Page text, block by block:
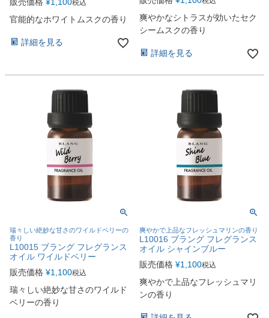
販売価格 ¥1,100税込
官能的なホワイトムスクの香り
詳細を見る
爽やかなシトラスが効いたセク
シームスクの香り
詳細を見る
瑞々しい絶妙な甘さのワイルドベリーの
香り
L10015 ブラング フレグランス
オイル ワイルドベリー
販売価格 ¥1,100税込
瑞々しい絶妙な甘さのワイルド
ベリーの香り
爽やかで上品なフレッシュマリンの香り
L10016 ブラング フレグランス
オイル シャインブルー
販売価格 ¥1,100税込
爽やかで上品なフレッシュマリ
ンの香り